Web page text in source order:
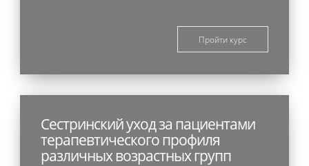
Пройти курс
Сестринский уход за пациентами
терапевтического профиля
различных возрастных групп